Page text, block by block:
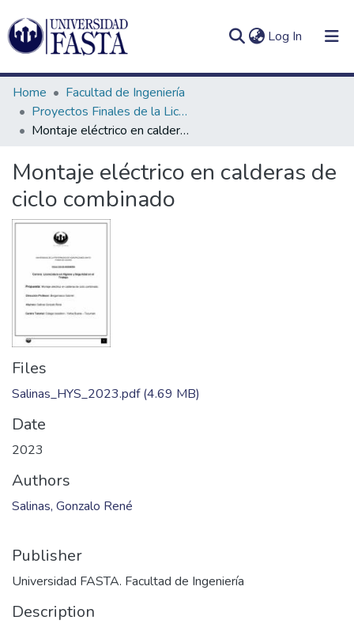
Log In (current)
Communities
&
Collections
All of DSpace
Statistics
In(current)
Home
Facultad de Ingeniería
Proyectos Finales de la Licenciatura en Seguridad e Higiene en el Trabajo
Montaje eléctrico en calderas de ciclo combinado
Montaje eléctrico en calderas de
ciclo combinado
Files
Salinas_HYS_2023.pdf(4.69 MB)
Date
2023
Authors
Salinas, Gonzalo René
Publisher
Universidad FASTA. Facultad de Ingeniería
Description